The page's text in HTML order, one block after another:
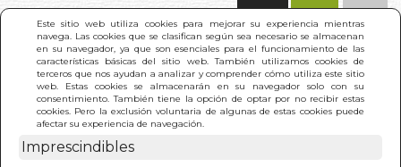
Este sitio web utiliza cookies para mejorar su experiencia mientras
navega. Las cookies que se clasifican según sea necesario se almacenan
en su navegador, ya que son esenciales para el funcionamiento de las
características básicas del sitio web. También utilizamos cookies de
terceros que nos ayudan a analizar y comprender cómo utiliza este sitio
web. Estas cookies se almacenarán en su navegador solo con su
consentimiento. También tiene la opción de optar por no recibir estas
cookies. Pero la exclusión voluntaria de algunas de estas cookies puede
afectar su experiencia de navegación.
Imprescindibles
INICIO > KYBALION. EL